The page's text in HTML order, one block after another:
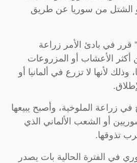
الشتل من سوريا عن طريق
في بادئ الأمر زراعة
أكثر الأعشاب أو المزروعات
وذلك لأنها لا تزرع في ألمانيا أو
زراعة الملوخية، وأصبح يبيعها
أو الشعب الألماني الذي
تذوقها.
في الفترة الحالية بات يصدر